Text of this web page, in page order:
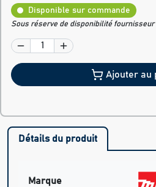
Disponible sur commande
Sous réserve de disponibilité fournisseur
Ajouter au
Détails du produit
Marque